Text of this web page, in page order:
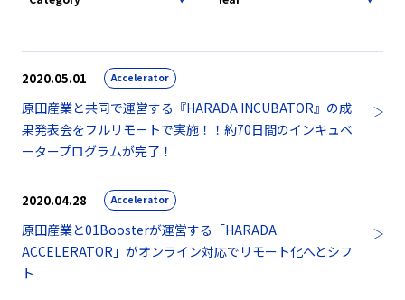
2020.05.01 Accelerator
原田産業と共同で運営する『HARADA INCUBATOR』の成
果発表会をフルリモートで実施！！約70日間のインキュベ
ータープログラムが完了！
2020.04.28 Accelerator
原田産業と01Boosterが運営する「HARADA
ACCELERATOR」がオンライン対応でリモート化へとシフ
ト